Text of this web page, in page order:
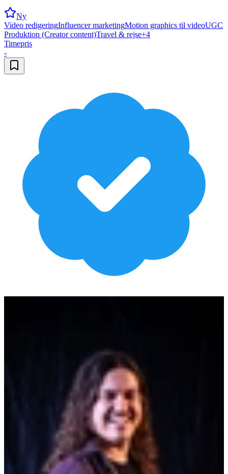
Ny
Video redigeringInfluencer marketingMotion graphics til videoUGC
Produktion (Creator content)Travel & rejse+4
Timepris
-